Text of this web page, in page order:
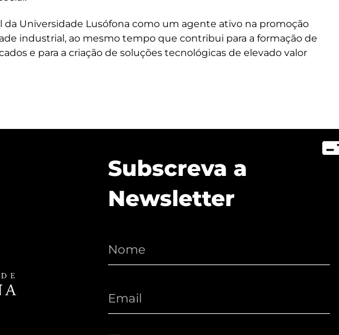
da Universidade Lusófona como um agente ativo na promoção
industrial, ao mesmo tempo que contribui para a formação de
e para a criação de soluções tecnológicas de elevado valor
Subscreva a
Newsletter